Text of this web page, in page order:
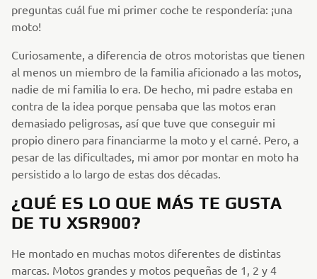
preguntas cuál fue mi primer coche te respondería: ¡una
moto!
Curiosamente, a diferencia de otros motoristas que tienen
al menos un miembro de la familia aficionado a las motos,
nadie de mi familia lo era. De hecho, mi padre estaba en
contra de la idea porque pensaba que las motos eran
demasiado peligrosas, así que tuve que conseguir mi
propio dinero para financiarme la moto y el carné. Pero, a
pesar de las dificultades, mi amor por montar en moto ha
persistido a lo largo de estas dos décadas.
¿QUÉ ES LO QUE MÁS TE GUSTA
DE TU XSR900?
He montado en muchas motos diferentes de distintas
marcas. Motos grandes y motos pequeñas de 1, 2 y 4